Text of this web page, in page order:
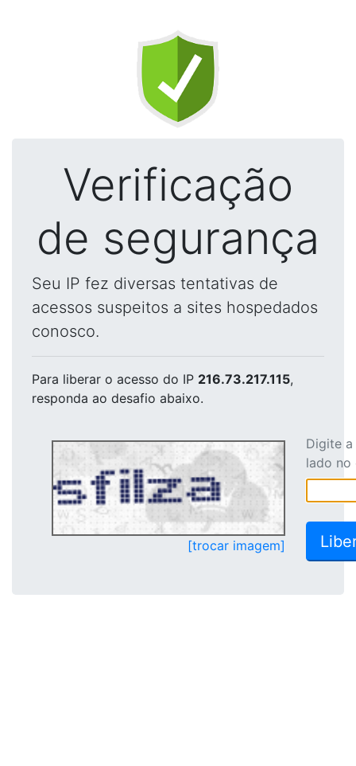
Verificação
de segurança
Seu IP fez diversas tentativas de
acessos suspeitos a sites hospedados
conosco.
Para liberar o acesso do IP 216.73.217.115,
responda ao desafio abaixo.
[trocar imagem]
Digite
lado no